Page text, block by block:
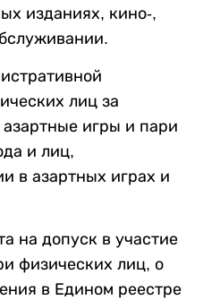
изданиях, кино-,
лиц за
игры и пари
и лиц,
в азартных играх и
на допуск в участие
физических лиц, о
в Едином реестре